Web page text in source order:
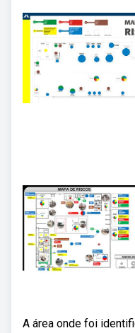
A área onde foi